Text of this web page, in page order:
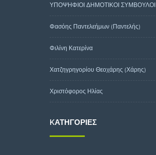
ΥΠΟΨΗΦΙΟΙ ΔΗΜΟΤΙΚΟΙ ΣΥΜΒΟΥΛΟΙ
Φασόης Παντελεήμων (Παντελής)
Φιλίνη Κατερίνα
Χατζηγρηγορίου Θεοχάρης (Χάρης)
Χριστόφορος Ηλίας
KΑΤΗΓΟΡΊΕΣ